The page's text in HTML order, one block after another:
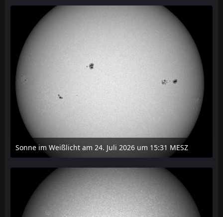
Sonne im Weißlicht am 24. Juli 2026 um 15:31 MESZ
24. Juli 2026 um 21:45